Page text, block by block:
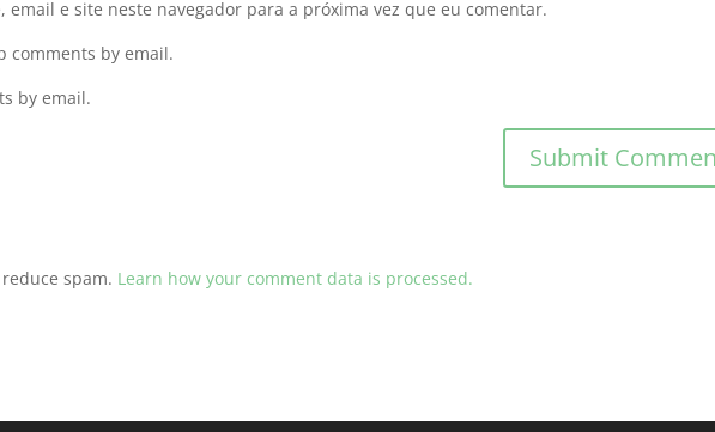
email e site neste navegador para a próxima vez que eu comentar.
comments by email.
by email.
spam. Learn how your comment data is processed.